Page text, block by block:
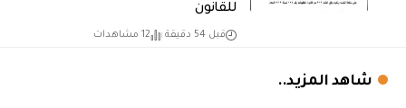
للقانون
قبل 54 دقيقة 12 مشاهدات
شاهد المزيد..